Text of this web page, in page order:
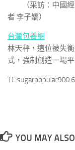
（采訪：中國
者 李子嬌）
台灣包養網
林天秤，這位被失
式，強制創造一場
TC:sugarpopular900
YOU MAY